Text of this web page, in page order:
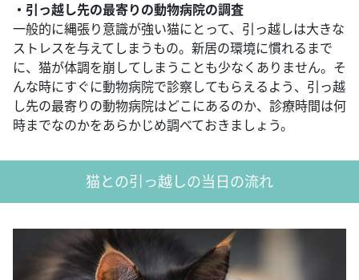
・引っ越し先の最寄りの動物病院の調査
一般的に縄張り意識が強い猫にとって、引っ越しは大きな
ストレスを与えてしまうもの。新居の環境に慣れるまで
に、猫が体調を崩してしまうことも少なくありません。そ
んな時にすぐに動物病院で診察してもらえるよう、引っ越
し先の最寄りの動物病院はどこにあるのか、診療時間は何
時までなのかをあらかじめ調べておきましょう。
猫との引っ越しの当日の流れ